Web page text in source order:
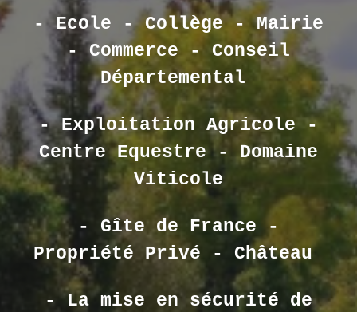
- Ecole - Collège - Mairie
- Commerce - Conseil
Départemental
- Exploitation Agricole -
Centre Equestre - Domaine
Viticole
- Gîte de France -
Propriété Privé - Château
- La mise en sécurité de